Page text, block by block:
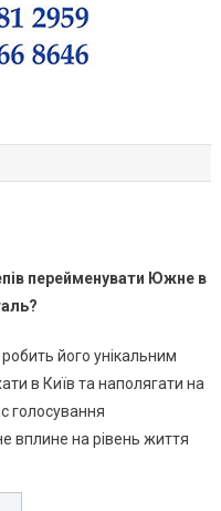
перейменувати Южне в
його унікальним
в Київ та наполягати на
голосування
вплине на рівень життя